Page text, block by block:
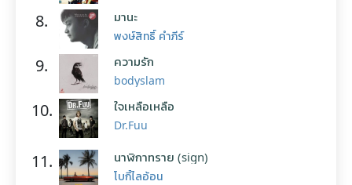
8. มานะ
พงษ์สิทธิ์ คำภีร์
9. ความรัก
bodyslam
10. ใจเหลือเหลือ
Dr.Fuu
11. นาฬิกาทราย (sign)
โบกี้ไลอ้อน